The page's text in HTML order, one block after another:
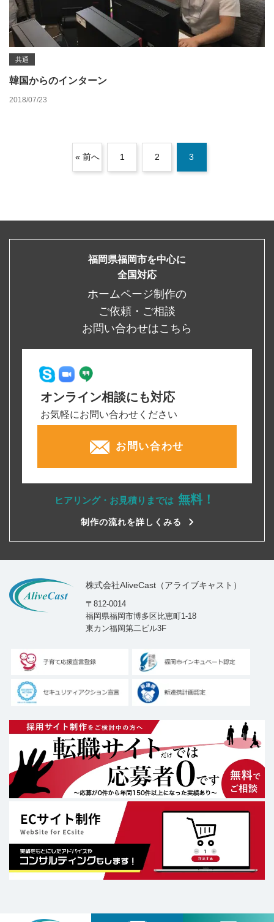
共通
韓国からのインターン
2018/07/23
« 前へ 1 2 3
福岡県福岡市を中心に
全国対応
ホームページ制作の
ご依頼・ご相談
お問い合わせはこちら
オンライン相談にも対応
お気軽にお問い合わせください
お問い合わせ
ヒアリング・お見積りまでは 無料！
制作の流れを詳しくみる
株式会社AliveCast（アライブキャスト）
〒812-0014
福岡県福岡市博多区比恵町1-18
東カン福岡第二ビル3F